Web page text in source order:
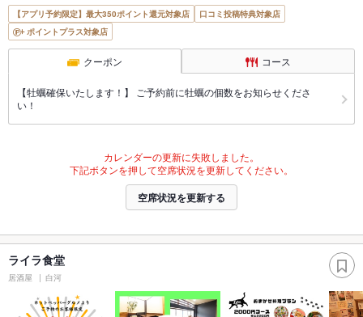
【アプリ予約限定】最大350ポイント還元対象店
口コミ投稿特典対象店
ポイントプラス対象店
クーポン コース
【牡蠣確保いたします！】 ご予約前に牡蠣の個数をお知らせくださ
い！
カレンダーの更新に失敗しました。
下記ボタンを押して空席状況を更新してください。
空席状況を更新する
ライラ食堂
居酒屋 白河